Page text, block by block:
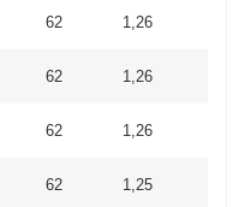
62 1,26
62 1,26
62 1,26
62 1,25